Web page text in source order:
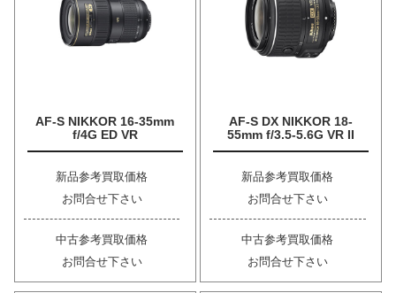
AF-S NIKKOR 16-35mm
f/4G ED VR
新品参考買取価格
お問合せ下さい
中古参考買取価格
お問合せ下さい
AF-S DX NIKKOR 18-
55mm f/3.5-5.6G VR II
新品参考買取価格
お問合せ下さい
中古参考買取価格
お問合せ下さい